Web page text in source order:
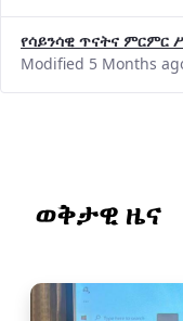
የሳይንሳዊ ጥናትና
Modified 5 Months
ወቅታዊ ዜና